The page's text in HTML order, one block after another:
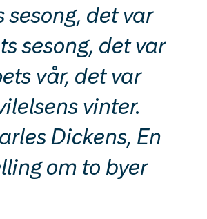
sesong, det var
sesong, det var
vår, det var
vinter.
Dickens, En
om to byer